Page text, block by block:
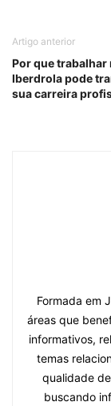
Artigo anterior
Por que trabalhar
Iberdrola pode
sua carreira
Formada em
áreas que
informativos,
temas
qualidade
buscando